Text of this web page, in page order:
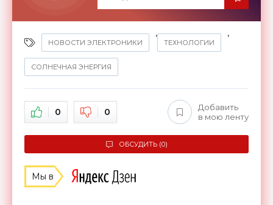
НОВОСТИ ЭЛЕКТРОНИКИ
,
ТЕХНОЛОГИИ
,
СОЛНЕЧНАЯ ЭНЕРГИЯ
0 0
Добавить
в мою ленту
ОБСУДИТЬ (0)
Мы в